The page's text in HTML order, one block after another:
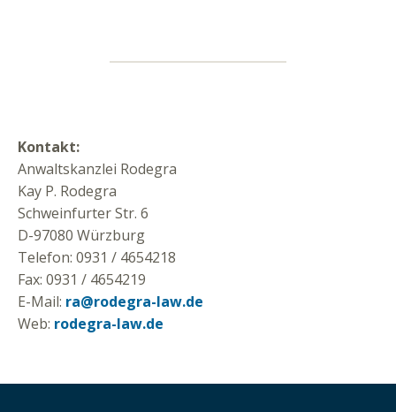
Kontakt:
Anwaltskanzlei Rodegra
Kay P. Rodegra
Schweinfurter Str. 6
D-97080 Würzburg
Telefon: 0931 / 4654218
Fax: 0931 / 4654219
E-Mail: ra@rodegra-law.de
Web: rodegra-law.de